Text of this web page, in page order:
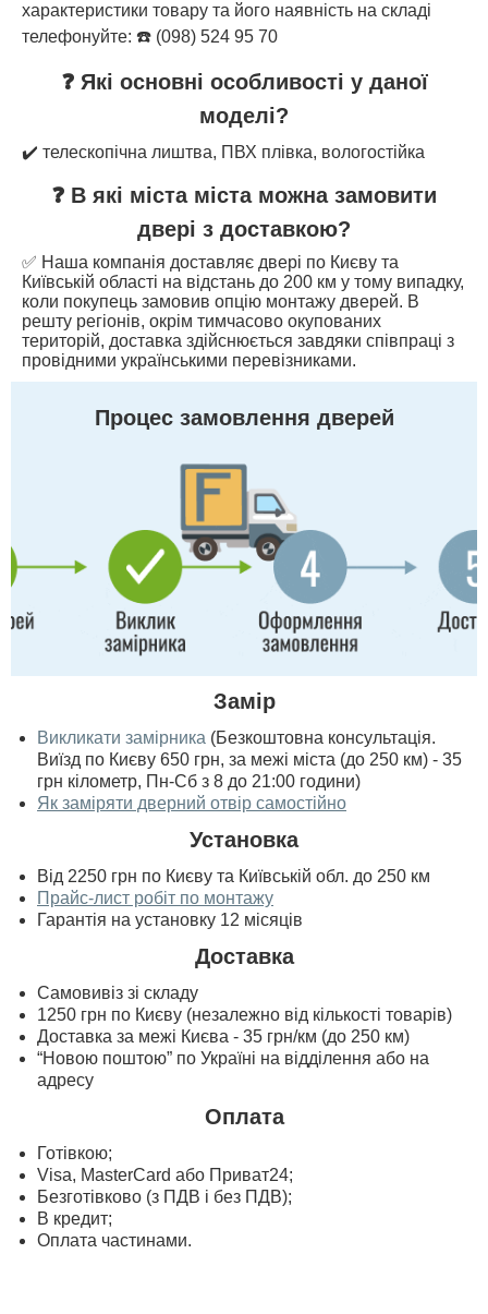
характеристики товару та його наявність на складі
телефонуйте: ☎️ (098) 524 95 70
❓ Які основні особливості у даної
моделі?
✔️ телескопічна лиштва, ПВХ плівка, вологостійка
❓ В які міста міста можна замовити
двері з доставкою?
✅ Наша компанія доставляє двері по Києву та
Київській області на відстань до 200 км у тому випадку,
коли покупець замовив опцію монтажу дверей. В
решту регіонів, окрім тимчасово окупованих
територій, доставка здійснюється завдяки співпраці з
провідними українськими перевізниками.
Процес замовлення дверей
Замір
Викликати замірника (Безкоштовна консультація.
Виїзд по Києву 650 грн, за межі міста (до 250 км) - 35
грн кілометр, Пн-Сб з 8 до 21:00 години)
Як заміряти дверний отвір самостійно
Установка
Від 2250 грн по Києву та Київській обл. до 250 км
Прайс-лист робіт по монтажу
Гарантія на установку 12 місяців
Доставка
Самовивіз зі складу
1250 грн по Києву (незалежно від кількості товарів)
Доставка за межі Києва - 35 грн/км (до 250 км)
“Новою поштою” по Україні на відділення або на
адресу
Оплата
Готівкою;
Visa, MasterСard або Приват24;
Безготівково (з ПДВ і без ПДВ);
В кредит;
Оплата частинами.